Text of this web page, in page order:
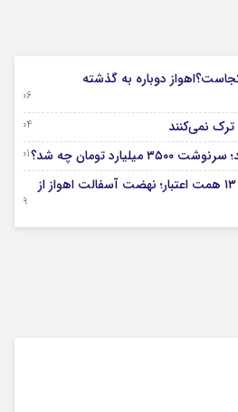
دوباره به گذشته
06 آگوست 2026
ترک نمی‌کنند 04 آگوست 2026
تومان چه شد؟ 01 آگوست 2026
۳۱ میلیون مترمربع معبر، ۱۳ همت اعتبار؛ نهضت آسفالت اهواز از
29 جولای 2026